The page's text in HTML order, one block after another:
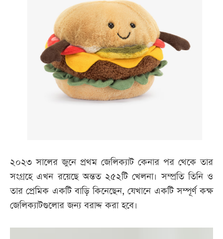
২০২৩ সালের জুনে প্রথম জেলিক্যাট কেনার পর থেকে তার
সংগ্রহে এখন রয়েছে অন্তত ২৫২টি খেলনা। সম্প্রতি তিনি ও
তার প্রেমিক একটি বাড়ি কিনেছেন, যেখানে একটি সম্পূর্ণ কক্ষ
জেলিক্যাটগুলোর জন্য বরাদ্দ করা হবে।